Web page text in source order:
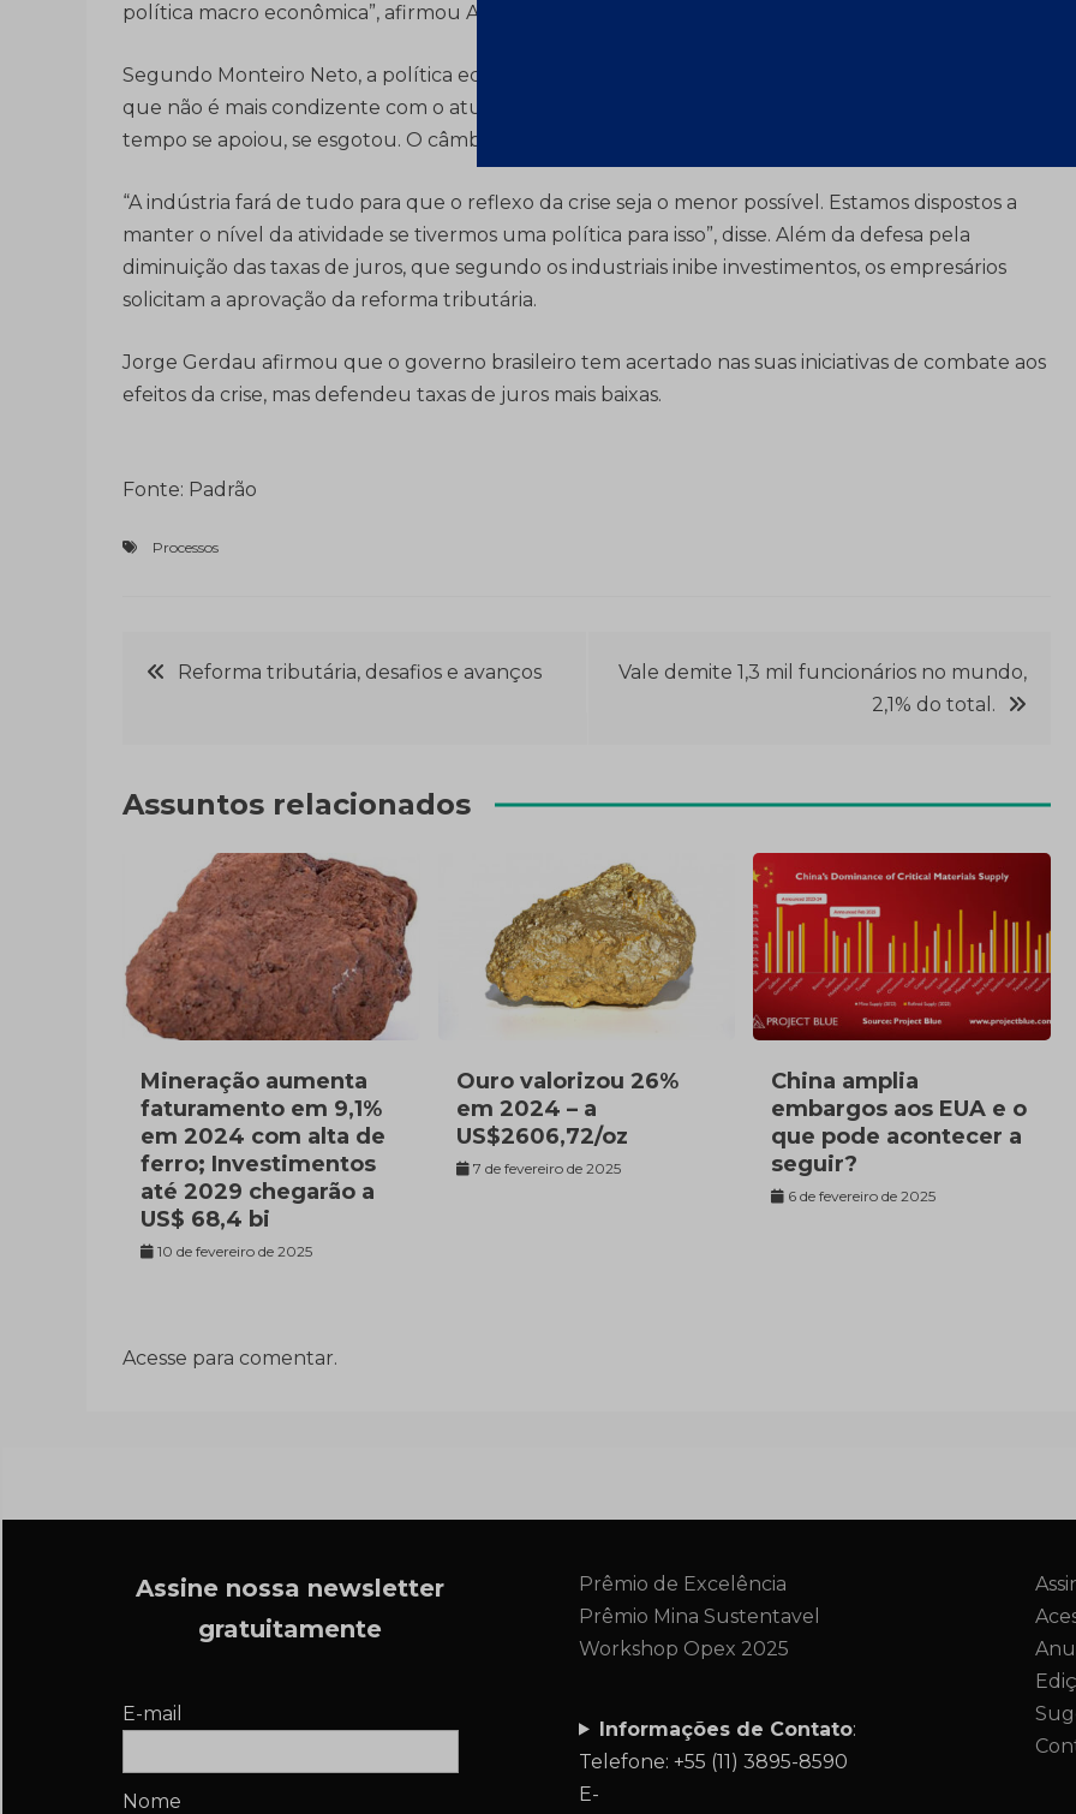
política macro econômica”, afirmou Armando Monteiro Neto.
Segundo Monteiro Neto, a política econômica era baseada em câmbio valorizado e juro alto, o
que não é mais condizente com o atual momento econômico. “Aquela política que até pouco
tempo se apoiou, se esgotou. O câmbio já desvalorizou”, disse.
“A indústria fará de tudo para que o reflexo da crise seja o menor possível. Estamos dispostos a
manter o nível da atividade se tivermos uma política para isso”, disse. Além da defesa pela
diminuição das taxas de juros, que segundo os industriais inibe investimentos, os empresários
solicitam a aprovação da reforma tributária.
Jorge Gerdau afirmou que o governo brasileiro tem acertado nas suas iniciativas de combate aos
efeitos da crise, mas defendeu taxas de juros mais baixas.
Fonte: Padrão
Processos
Navegação
Post
Reforma tributária, desafios e avanços
Vale demite 1,3 mil funcionários no mundo,
2,1% do total.
Assuntos relacionados
Mineração aumenta
faturamento em 9,1%
em 2024 com alta de
ferro; Investimentos
até 2029 chegarão a
US$ 68,4 bi
10 de fevereiro de 2025
Ouro valorizou 26%
em 2024 – a
US$2606,72/oz
7 de fevereiro de 2025
China amplia
embargos aos EUA e o
que pode acontecer a
seguir?
6 de fevereiro de 2025
Acesse para comentar.
Assine nossa newsletter
gratuitamente
E-mail
Nome
Prêmio de Excelência
Prêmio Mina Sustentavel
Workshop Opex 2025
Informações de Contato:
Telefone: +55 (11) 3895-8590
E-